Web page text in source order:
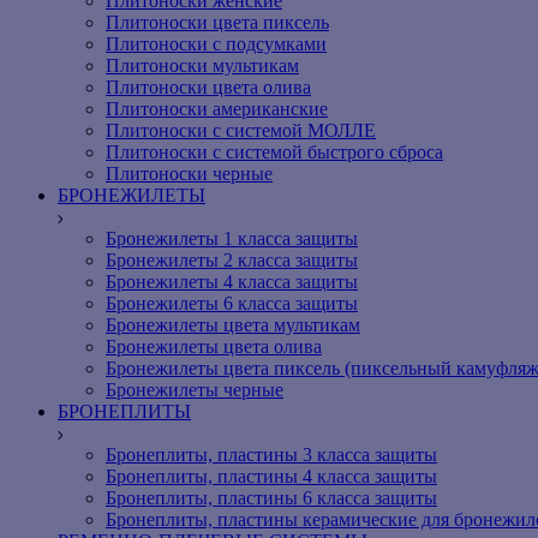
Плитоноски цвета пиксель
Плитоноски с подсумками
Плитоноски мультикам
Плитоноски цвета олива
Плитоноски американские
Плитоноски с системой МОЛЛЕ
Плитоноски с системой быстрого сброса
Плитоноски черные
БРОНЕЖИЛЕТЫ
Бронежилеты 1 класса защиты
Бронежилеты 2 класса защиты
Бронежилеты 4 класса защиты
Бронежилеты 6 класса защиты
Бронежилеты цвета мультикам
Бронежилеты цвета олива
Бронежилеты цвета пиксель (пиксельный
Бронежилеты черные
БРОНЕПЛИТЫ
Бронеплиты, пластины 3 класса защиты
Бронеплиты, пластины 4 класса защиты
Бронеплиты, пластины 6 класса защиты
Бронеплиты, пластины керамические для